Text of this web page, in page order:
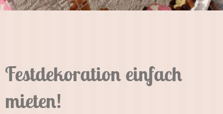
Festdekoration einfach
mieten!